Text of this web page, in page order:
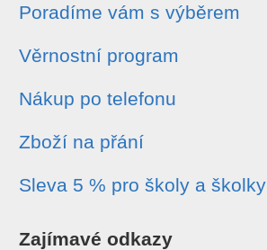
Poradíme vám s výběrem
Věrnostní program
Nákup po telefonu
Zboží na přání
Sleva 5 % pro školy a školky
Zajímavé odkazy